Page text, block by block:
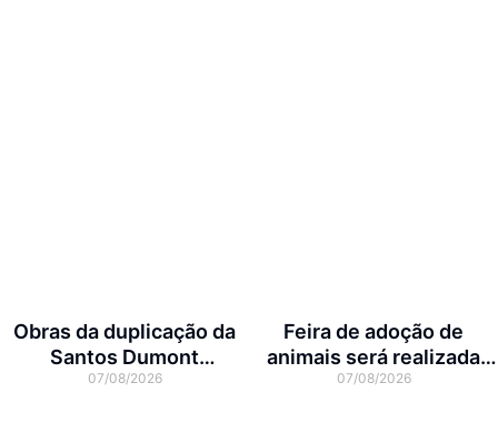
Obras da duplicação da
Santos Dumont
interditam cruzamento
07/08/2026
Feira de adoção de
animais será realizada
neste domingo na Arena
07/08/2026